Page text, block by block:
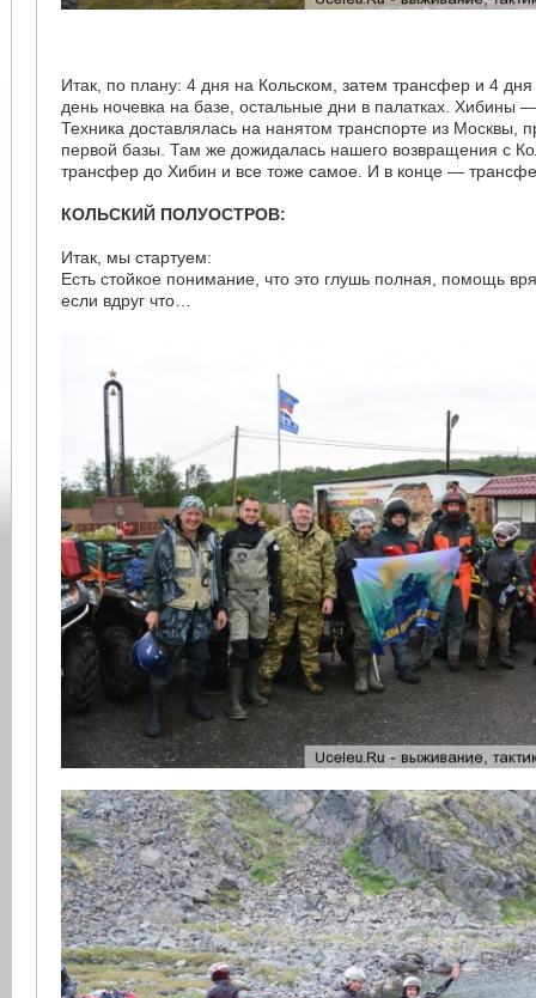
Итак, по плану: 4 дня на Кольском, затем трансфер и 4
день ночевка на базе, остальные дни в палатках. Хибины
Техника доставлялась на нанятом транспорте из Москвы,
первой базы. Там же дожидалась нашего возвращения с
трансфер до Хибин и все тоже самое. И в конце —
КОЛЬСКИЙ ПОЛУОСТРОВ:
Итак, мы стартуем:
Есть стойкое понимание, что это глушь полная, помощь
если вдруг что…